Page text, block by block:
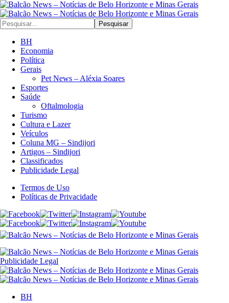
Pesquisar
BH
Economia
Política
Gerais
Pet News – Aléxia Soares
Esportes
Saúde
Oftalmologia
Turismo
Cultura e Lazer
Veículos
Coluna MG – Sindijori
Artigos – Sindijori
Classificados
Publicidade Legal
Termos de Uso
Políticas de Privacidade
Publicidade Legal
BH